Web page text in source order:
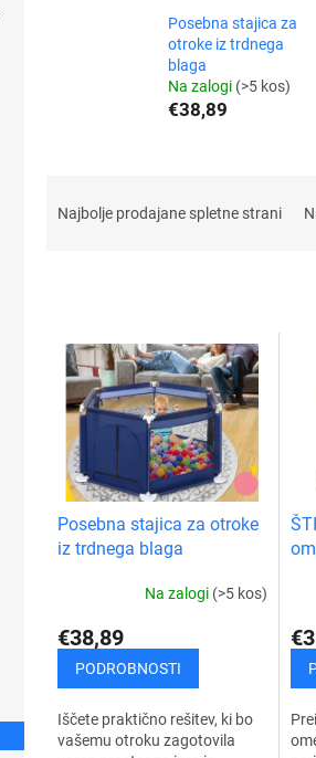
Posebna stajica za
otroke iz trdnega
blaga
Na zalogi (>5 kos)
€38,89
Najbolje prodajane spletne strani
Posebna stajica za otroke
iz trdnega blaga
Na zalogi (>5 kos)
€38,89
PODROBNOSTI
Iščete praktično rešitev, ki bo
vašemu otroku zagotovila